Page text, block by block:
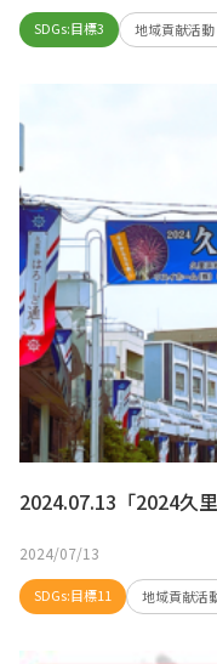
SDGs:目標3 地域貢献活動
2024.07.13「2024久
2024/07/13
SDGs:目標11 地域貢献活動